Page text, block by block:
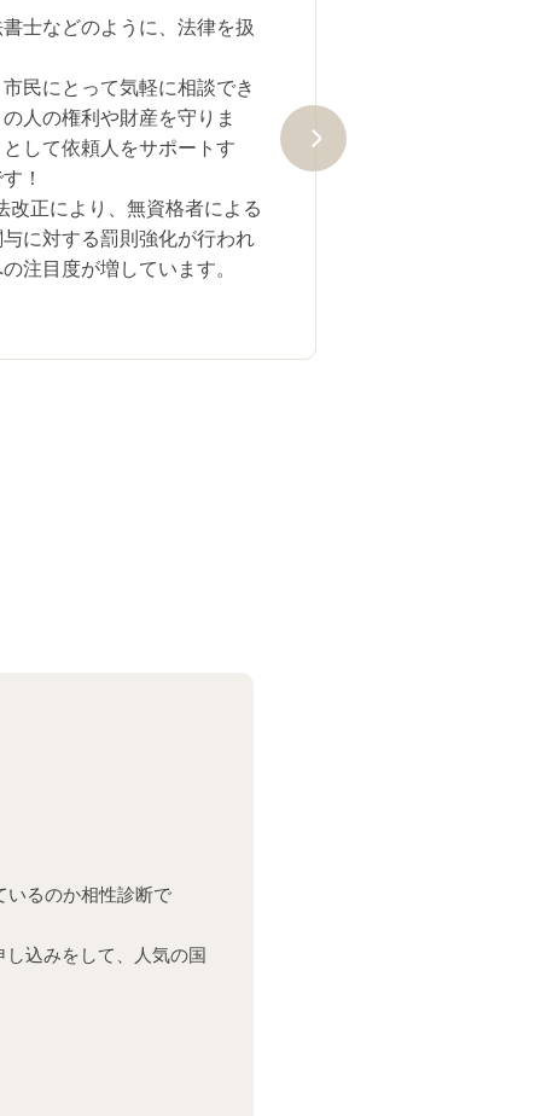
士などのように、法律を扱
民にとって気軽に相談でき
人の権利や財産を守りま
して依頼人をサポートす
！
改正により、無資格者による
に対する罰則強化が行われ
注目度が増しています。
いるのか相性診断で
込みをして、人気の国